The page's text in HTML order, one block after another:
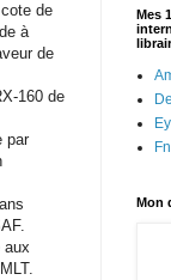
de
à
de
160 de
par
aux
Mes
Mon